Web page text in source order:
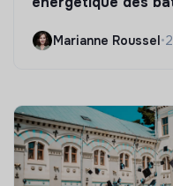
Marianne Roussel•